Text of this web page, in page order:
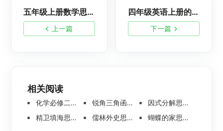
上一篇
五年级上册数学思维导图怎么画？高清简单的数学思维导图
下一篇
四年级英语上册的全部思维导图整理，四年级英语脑图分享
相关阅读
化学必修二思维导图合集，高中高清化学思维导图整理 锐角三角函数思维导图 | 数学思维导图分享
因式分解思维导图高清版-数学思维导图模板分享
精卫填海思维导图怎么画？高清版精卫填海思维导图模板分享
儒林外史思维导图大全|高清版免费思维导图模板 蝴蝶的家思维导图怎么画？高清版蝴蝶的家思维导图分享